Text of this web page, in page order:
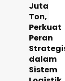
Juta
Ton,
Perkuat
Peran
dalam
Sistem